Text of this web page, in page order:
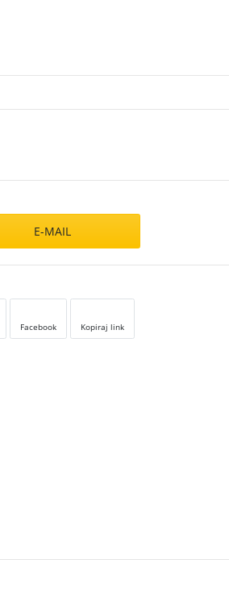
E-MAIL
Facebook Kopiraj link